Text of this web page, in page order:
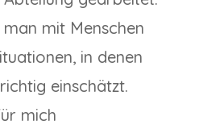
mit Menschen
in denen
einschätzt.
mich